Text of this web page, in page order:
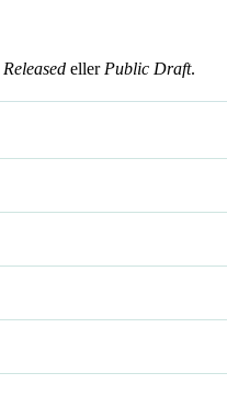
Released eller Public Draft.